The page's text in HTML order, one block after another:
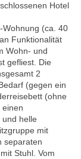
Hotel
Wohnung (ca. 40
Funktionalität
Wohn- und
gefliest. Die
2
(gegen ein
(ohne
einen
helle
mit
separaten
Stuhl. Vom